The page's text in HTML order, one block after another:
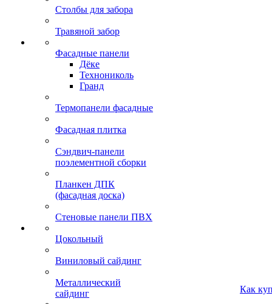
Столбы для забора
Травяной забор
Фасадные панели
Дёке
Технониколь
Гранд
Термопанели фасадные
Фасадная плитка
Сэндвич-панели
поэлементной сборки
Планкен ДПК
(фасадная доска)
Стеновые панели ПВХ
Цокольный
Виниловый сайдинг
Металлический
сайдинг
Как